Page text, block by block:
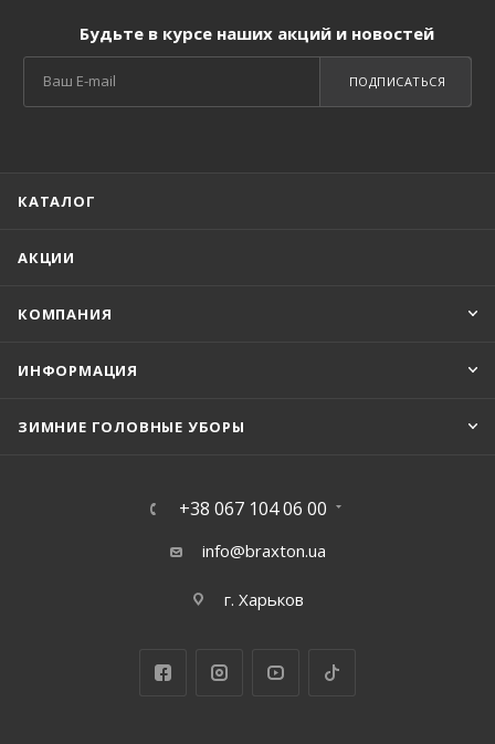
Будьте в курсе наших акций и новостей
ПОДПИСАТЬСЯ
КАТАЛОГ
АКЦИИ
КОМПАНИЯ
ИНФОРМАЦИЯ
ЗИМНИЕ ГОЛОВНЫЕ УБОРЫ
+38 067 104 06 00
info@braxton.ua
г. Харьков